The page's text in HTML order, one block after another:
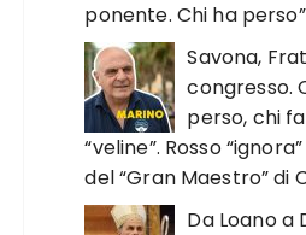
ponente. Chi ha perso”
Savona,
congresso.
perso, chi
“veline”. Rosso
del “Gran Maestro” di
Da Loano a